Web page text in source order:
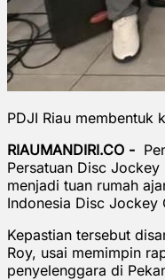
PDJI Riau membentuk
RIAUMANDIRI.CO -
Persatuan Disc
menjadi tuan rumah
Indonesia Disc Jockey
Kepastian tersebut
Roy, usai memimpin
penyelenggara di